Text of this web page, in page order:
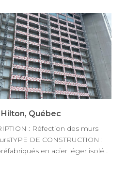
Québec
: Réfection des murs
DE CONSTRUCTION :
en acier léger isolé…